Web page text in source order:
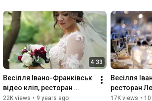
4:33
Весілля Івано-Франківськ
відео кліп, ресторан
Прованс Івано-
22K views • 9 years ago
Весілля
ресторан
Івано-
17K views •